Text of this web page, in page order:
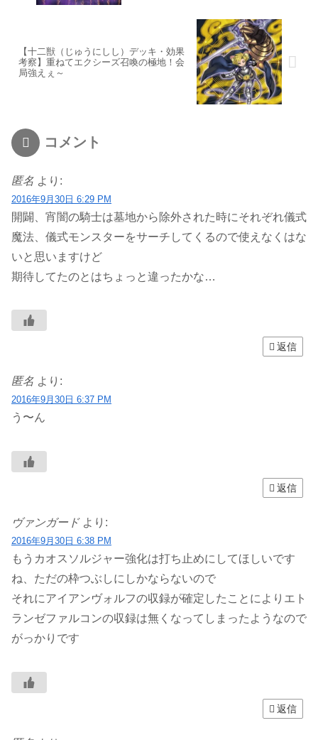
【十二獣（じゅうにしし）デッキ・効果
考察】重ねてエクシーズ召喚の極地！会
局強えぇ～
コメント
匿名 より:
2016年9月30日 6:29 PM
開闢、宵闇の騎士は墓地から除外された時にそれぞれ儀式
魔法、儀式モンスターをサーチしてくるので使えなくはな
いと思いますけど
期待してたのとはちょっと違ったかな…
返信
匿名 より:
2016年9月30日 6:37 PM
う〜ん
返信
ヴァンガード より:
2016年9月30日 6:38 PM
もうカオスソルジャー強化は打ち止めにしてほしいです
ね、ただの枠つぶしにしかならないので
それにアイアンヴォルフの収録が確定したことによりエト
ランゼファルコンの収録は無くなってしまったようなので
がっかりです
返信